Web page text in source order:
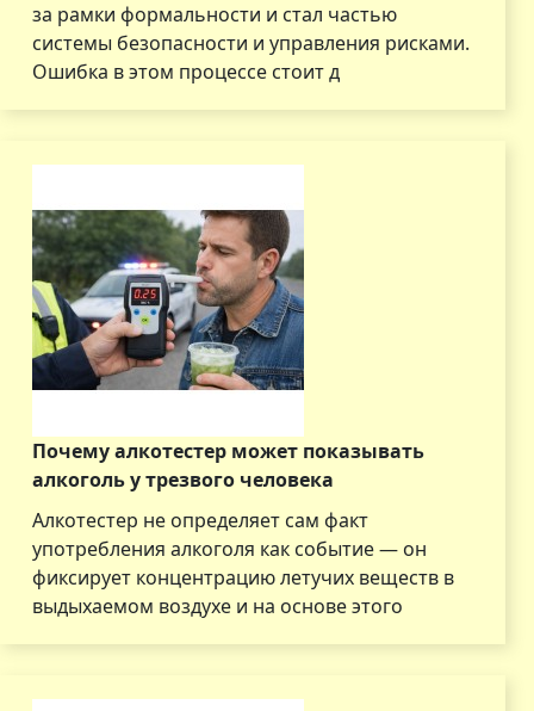
за рамки формальности и стал частью
системы безопасности и управления рисками.
Ошибка в этом процессе стоит д
Почему алкотестер может показывать
алкоголь у трезвого человека
Алкотестер не определяет сам факт
употребления алкоголя как событие — он
фиксирует концентрацию летучих веществ в
выдыхаемом воздухе и на основе этого